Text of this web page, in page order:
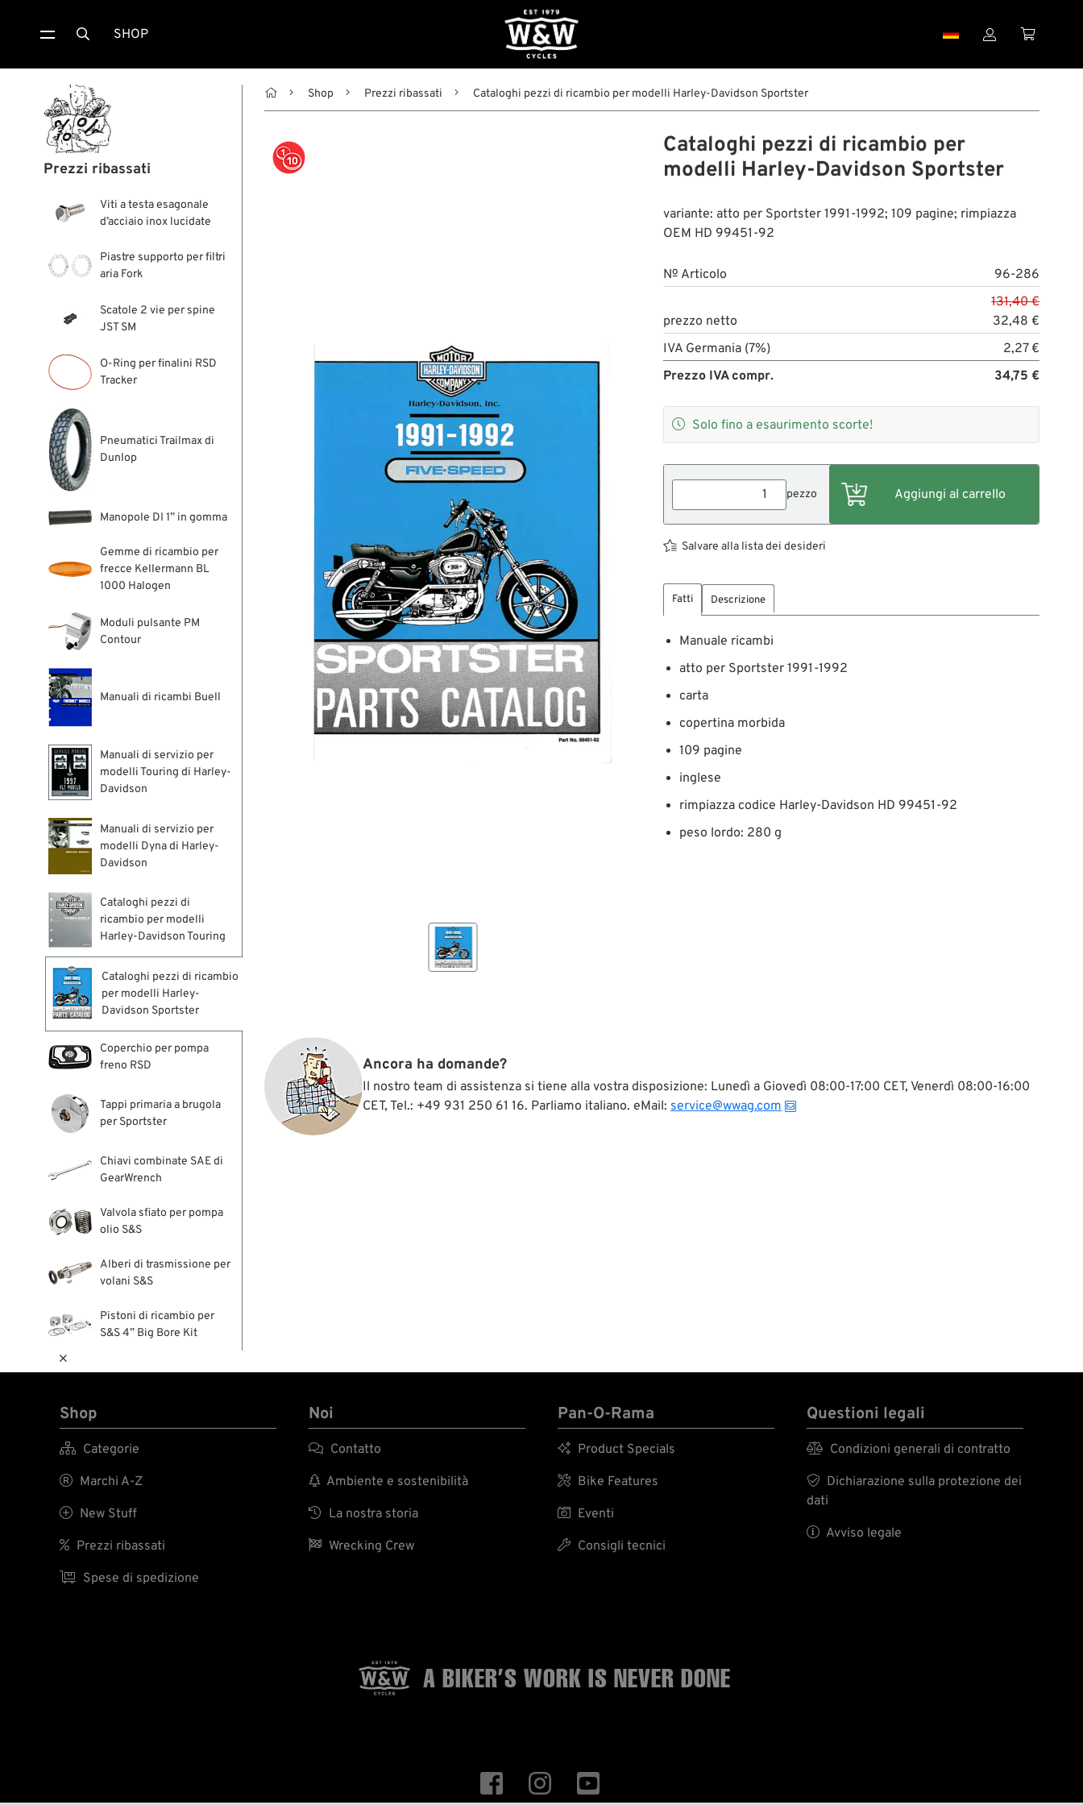
 SHOP  
Prezzi ribassati
Viti a testa esagonale
d’acciaio inox lucidate
Piastre supporto per filtri
aria Fork
Scatole 2 vie per spine
JST SM
O-Ring per finalini RSD
Tracker
Pneumatici Trailmax di
Dunlop
Manopole DI 1” in gomma
Gemme di ricambio per
frecce Kellermann BL
1000 Halogen
Moduli pulsante PM
Contour
Manuali di ricambi Buell
Manuali di servizio per
modelli Touring di Harley-
Davidson
Manuali di servizio per
modelli Dyna di Harley-
Davidson
Cataloghi pezzi di
ricambio per modelli
Harley-Davidson Touring
Cataloghi pezzi di ricambio
per modelli Harley-
Davidson Sportster
Coperchio per pompa
freno RSD
Tappi primaria a brugola
per Sportster
Chiavi combinate SAE di
GearWrench
Valvola sfiato per pompa
olio S&S
Alberi di trasmissione per
volani S&S
Pistoni di ricambio per
S&S 4” Big Bore Kit

 Shop Prezzi ribassati Cataloghi pezzi di ricambio per modelli Harley-Davidson Sportster
Cataloghi pezzi di ricambio per
modelli Harley-Davidson Sportster
variante: atto per Sportster 1991-1992; 109 pagine; rimpiazza
OEM HD 99451-92
№ Articolo 96-286
prezzo netto
131,40 €
32,48 €
IVA Germania (7%)
2,27 €
Prezzo IVA compr.
34,75 €
 Solo fino a esaurimento scorte!
pezzo
Salvare alla lista dei desideri
Fatti Descrizione
Manuale ricambi
atto per Sportster 1991-1992
carta
copertina morbida
109 pagine
inglese
rimpiazza codice Harley-Davidson HD 99451-92
peso lordo: 280 g
Ancora ha domande?
Il nostro team di assistenza si tiene alla vostra disposizione: Lunedì a Giovedì 08:00-17:00 CET, Venerdì 08:00-16:00
CET, Tel.: +49 931 250 61 16. Parliamo italiano. eMail: service@wwag.com
Shop
 Categorie
 Marchi A-Z
 New Stuff
 Prezzi ribassati
 Spese di spedizione
Noi
 Contatto
 Ambiente e sostenibilità
 La nostra storia
 Wrecking Crew
Pan-O-Rama
 Product Specials
 Bike Features
 Eventi
 Consigli tecnici
Questioni legali
 Condizioni generali di contratto

Dichiarazione sulla protezione dei
dati
 Avviso legale
A BIKER’S WORK IS NEVER DONE
  